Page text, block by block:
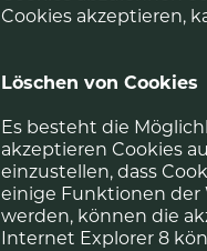
Cookies akzeptieren,
Löschen von Cookies
Es besteht die
akzeptieren Cookies
einzustellen, dass
einige Funktionen der
werden, können die
Internet Explorer 8